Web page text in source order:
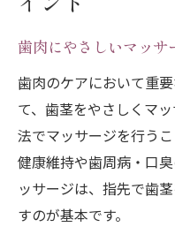
歯肉にやさしいマッサ
歯肉のケアにおいて重
て、歯茎をやさしくマ
法でマッサージを行う
健康維持や歯周病・口
ッサージは、指先で歯
すのが基本です。